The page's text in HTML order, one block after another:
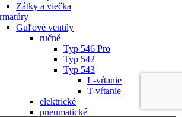
Zátky a viečka
Guľové ventily
ručné
Typ 546 Pro
Typ 542
Typ 543
L-vŕtanie
T-vŕtanie
elektrické
pneumatické